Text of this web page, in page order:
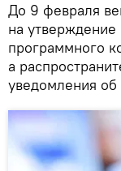
До 9 февраля
на
программного
а
уведомления